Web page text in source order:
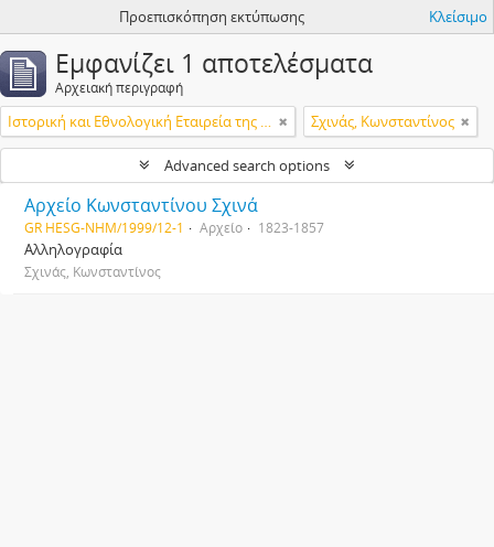
Προεπισκόπηση εκτύπωσης Κλείσιμο
Εμφανίζει 1 αποτελέσματα
Αρχειακή περιγραφή
Ιστορική και Εθνολογική Εταιρεία της Ελλάδος Σχινάς, Κωνσταντίνος
Advanced search options
Αρχείο Κωνσταντίνου Σχινά
GR HESG-NHM/1999/12-1 Αρχείο 1823-1857
Αλληλογραφία
Σχινάς, Κωνσταντίνος